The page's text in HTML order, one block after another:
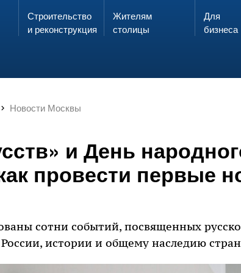
Строительство
и реконструкция
Жителям
столицы
Для
бизнеса
Новости Москвы
и День
провести первые
сотни событий, посвященных
истории и общему наследию